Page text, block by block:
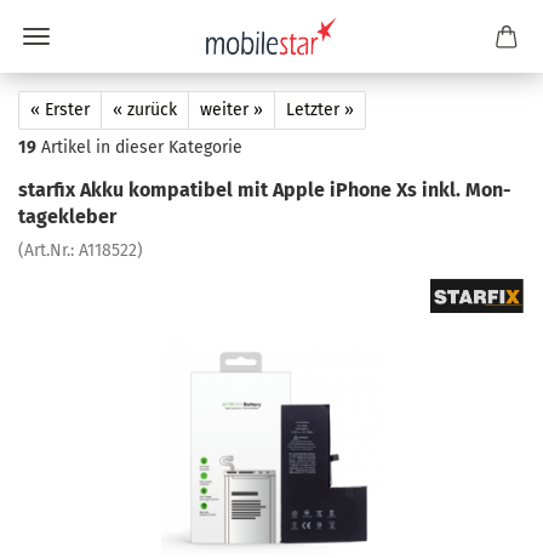
« Erster « zurück weiter »
Letzter »
19 Artikel in dieser Kategorie
star­fix Akku kom­pa­ti­bel mit Apple iPho­ne Xs inkl. Mon­
ta­ge­kle­ber
(Art.Nr.: A118522)